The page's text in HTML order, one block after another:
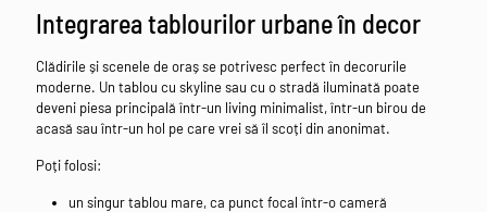
Integrarea tablourilor urbane în decor
Clădirile și scenele de oraș se potrivesc perfect în decorurile
moderne. Un tablou cu skyline sau cu o stradă iluminată poate
deveni piesa principală într-un living minimalist, într-un birou de
acasă sau într-un hol pe care vrei să îl scoți din anonimat.
Poți folosi:
un singur tablou mare, ca punct focal într-o cameră